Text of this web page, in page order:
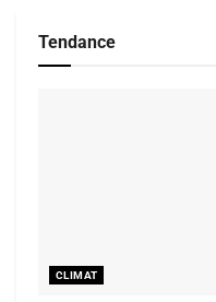
Tendance
CLIMAT